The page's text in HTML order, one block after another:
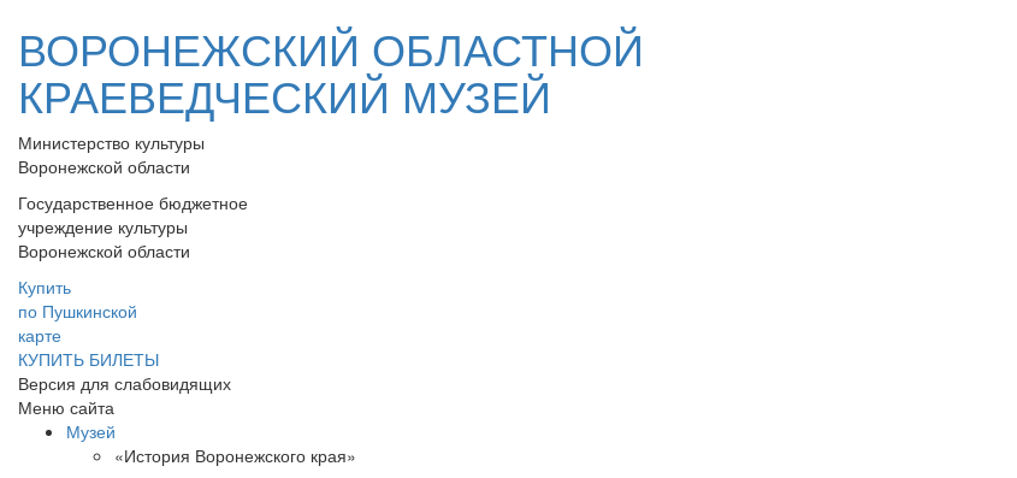
ВОРОНЕЖСКИЙ ОБЛАСТНОЙ
КРАЕВЕДЧЕСКИЙ МУЗЕЙ
Министерство культуры
Воронежской области
Государственное бюджетное
учреждение культуры
Воронежской области
Купить
по Пушкинской
карте
КУПИТЬ БИЛЕТЫ
Версия для слабовидящих
Меню сайта
Музей
«История Воронежского края»